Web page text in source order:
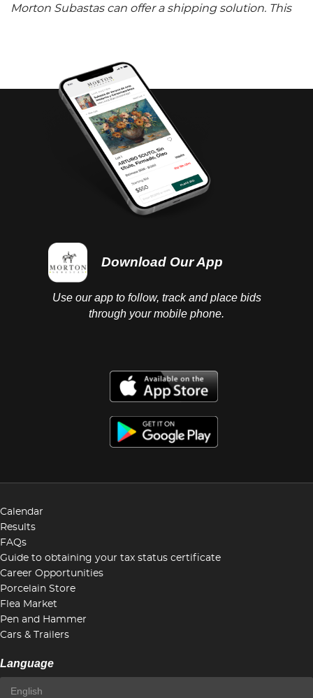
Morton Subastas can offer a shipping solution. This
Download Our App
Use our app to follow, track and place bids
through your mobile phone.
Calendar
Results
FAQs
Guide to obtaining your tax status certificate
Career Opportunities
Porcelain Store
Flea Market
Pen and Hammer
Cars & Trailers
Language